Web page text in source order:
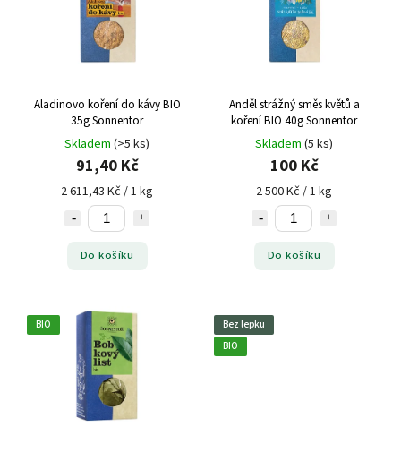
Aladinovo koření do kávy BIO
35g Sonnentor
Skladem (>5 ks)
91,40 Kč
2 611,43 Kč / 1 kg
Do košíku
Anděl strážný směs květů a
koření BIO 40g Sonnentor
Skladem (5 ks)
100 Kč
2 500 Kč / 1 kg
Do košíku
BIO
Bez lepku
BIO